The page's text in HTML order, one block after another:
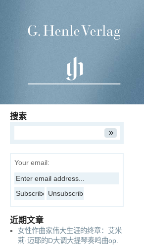
搜索
Your email:
近期文章
女性作曲家伟大生涯的终章：艾米
莉·迈耶的D大调大提琴奏鸣曲op.